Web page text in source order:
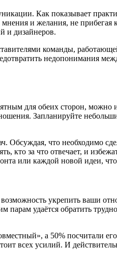
Как показывает
и желания, не
и дизайнеров.
команды,
недопонимания
для обеих сторон, можно
Запланируйте
Обсуждая, что необходимо
кто за что отвечает, и
или каждой новой идеи,
укрепить ваши
парам удаётся обратить
а 50% посчитали
всех усилий. И